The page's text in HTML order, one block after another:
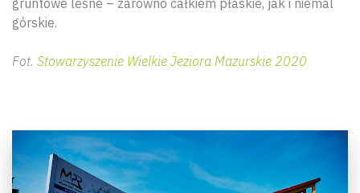
górskie.
Fot. Stowarzyszenie Wielkie Jeziora Mazurskie 2020